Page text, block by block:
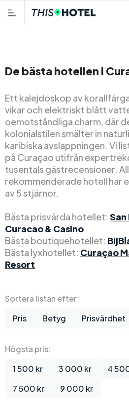
De bästa hotellen i
Ett kalejdoskop av
vikar och elektriskt blått
oemotståndliga charm, där
kolonialstilen smälter in
karibiska avslappningen. Vi
på Curaçao utifrån
tusentals gästrecensioner.
rekommenderade hotell har
av 5 stjärnor.
Bästa prisvärda hotellet:
Curacao & Casino
Bästa boutiquehotellet:
Bästa lyxhotellet: Curaçao
Resort
Sortera listan efter:
Pris
Betyg Prisvärdhet
Högsta pris:
1 500 kr
3 000 kr 4
7 500 kr
9 000 kr